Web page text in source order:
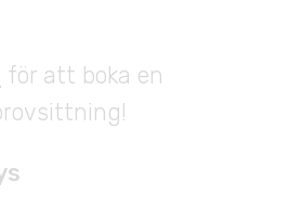
för att boka en